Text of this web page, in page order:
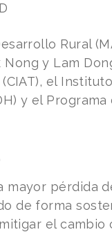
Rural
Nong y Lam
el
y el
pérdida
de forma
el cambio